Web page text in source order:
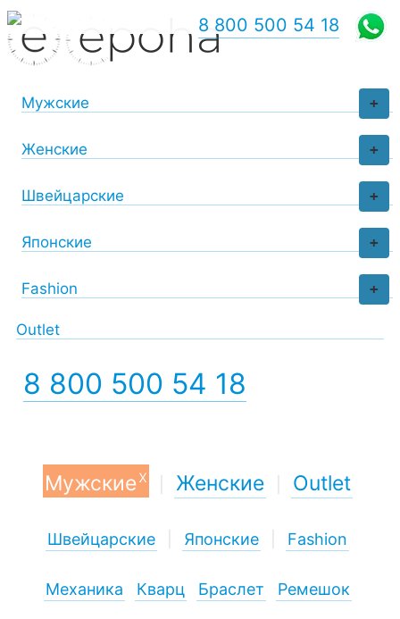
+
Мужские
+
Женские
+
Швейцарские
+
Японские
+
Fashion
Outlet
8 800 500 54 18
8 800 500 54 18
Мужскиеx Женские Outlet
Швейцарские Японские Fashion
Механика Кварц Браслет Ремешок